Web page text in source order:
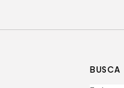
BUSCA